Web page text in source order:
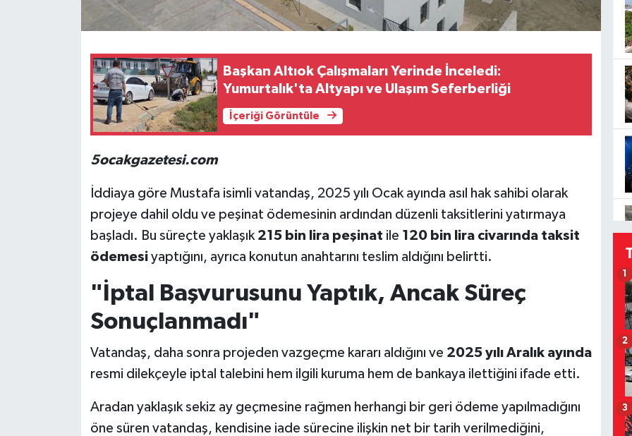
Başkan Altıok Çalışmaları Yerinde İnceledi:
Yumurtalık'ta Altyapı ve Ulaşım Seferberliği
İçeriği Görüntüle
5ocakgazetesi.com
İddiaya göre Mustafa isimli vatandaş, 2025 yılı Ocak ayında asıl hak sahibi olarak
projeye dahil oldu ve peşinat ödemesinin ardından düzenli taksitlerini yatırmaya
başladı. Bu süreçte yaklaşık 215 bin lira peşinat ile 120 bin lira civarında taksit
ödemesiyaptığını, ayrıca konutun anahtarını teslim aldığını belirtti.
"İptal Başvurusunu Yaptık, Ancak Süreç
Sonuçlanmadı"
Vatandaş, daha sonra projeden vazgeçme kararı aldığını ve 2025 yılı Aralık ayında
resmi dilekçeyle iptal talebini hem ilgili kuruma hem de bankaya ilettiğini ifade etti.
Aradan yaklaşık sekiz ay geçmesine rağmen herhangi bir geri ödeme yapılmadığını
öne süren vatandaş, kendisine iade sürecine ilişkin net bir tarih verilmediğini,
1
2
3